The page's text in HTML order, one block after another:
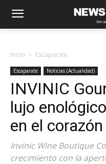
Inicio Escaparate
Escaparate Noticias (Actualidad)
INVINIC
lujo
en el
Invinic Wine Boutique
crecimiento con la